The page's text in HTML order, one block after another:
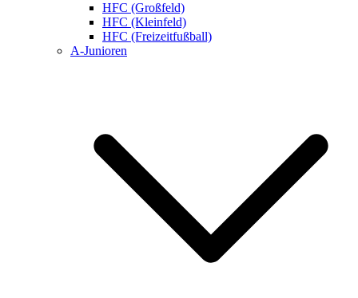
HFC (Großfeld)
HFC (Kleinfeld)
HFC (Freizeitfußball)
A-Junioren